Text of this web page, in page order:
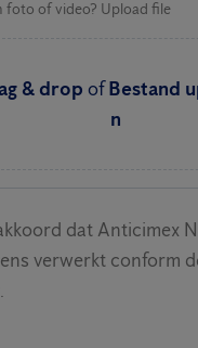
foto of video? Upload file
& drop of Bestand
n
dat Anticimex
verwerkt conform